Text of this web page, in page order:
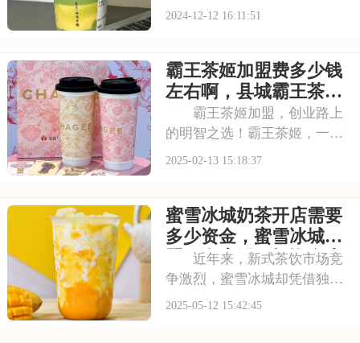
以不可阻挡之势席卷我国。对
明智之举。接下来，一起探索
古茗加盟的奥秘，揭秘其背后
的成功之道。本文将
2024-12-12 16:11:51
霸王茶姬加盟费多少钱
左右啊，县城霸王茶姬
加盟费多少钱
霸王茶姬加盟，创业路上
的明智之选！霸王茶姬，一个
融合传统与创新，独具特色的
王茶姬提供全方位的加盟支持
与指导。本文将为你详细介绍
霸王茶姬加盟费多少
2025-02-13 15:18:37
蜜雪冰城奶茶开店需要
多少资金，蜜雪冰城加
盟一个店铺要投资多少
钱
近年来，新式茶饮市场竞
争激烈，蜜雪冰城却凭借独特
的市场定位脱颖而出。对于想
2025-05-12 15:42:45